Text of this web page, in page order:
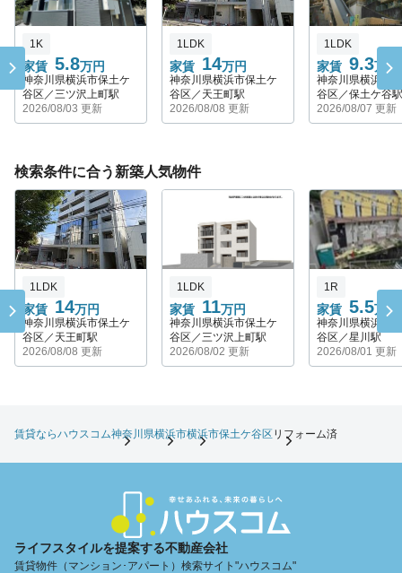
1K
家賃 5.8万円
神奈川県横浜市保土ケ
谷区／三ツ沢上町駅
2026/08/03 更新
1LDK
家賃 14万円
神奈川県横浜市保土ケ
谷区／天王町駅
2026/08/08 更新
1LDK
家賃 9.3万円
神奈川県横浜市
谷区／保土ケ谷駅
2026/08/07 更新
検索条件に合う新築人気物件
1LDK
家賃 14万円
神奈川県横浜市保土ケ
谷区／天王町駅
2026/08/08 更新
1LDK
家賃 11万円
神奈川県横浜市保土ケ
谷区／三ツ沢上町駅
2026/08/02 更新
1R
家賃 5.5万円
神奈川県横浜市
谷区／星川駅
2026/08/01 更新
賃貸ならハウスコム神奈川県横浜市横浜市保土ケ谷区リフォーム済
ライフスタイルを提案する不動産会社
賃貸物件（マンション･アパート）検索サイト"ハウスコム"